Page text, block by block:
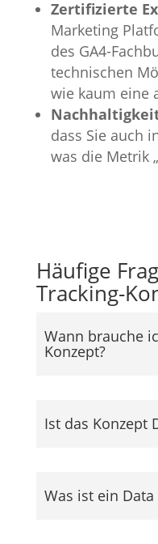
Zertifizierte
Marketing
des GA4-
technischen
wie kaum eine
dass Sie auch
was die Metrik
Häufige
Tracking-
Wann brauche
Konzept?
Ist das Konzept
Was ist ein Data